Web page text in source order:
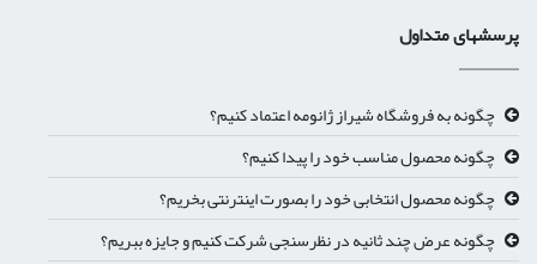
پرسشهای متداول
چگونه به فروشگاه شیراز ژانومه اعتماد کنیم؟
چگونه محصول مناسب خود را پیدا کنیم؟
چگونه محصول انتخابی خود را بصورت اینترنتی بخریم؟
چگونه عرض چند ثانیه در نظرسنجی شرکت کنیم و جایزه ببریم؟